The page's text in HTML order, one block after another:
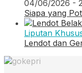
04/06/2026 -
Siapa yang
Liputan
Lendot dan